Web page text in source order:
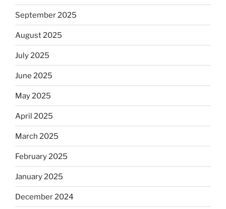
September 2025
August 2025
July 2025
June 2025
May 2025
April 2025
March 2025
February 2025
January 2025
December 2024